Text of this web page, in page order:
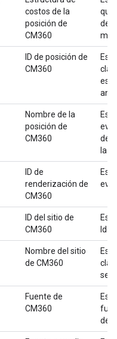
costos de la
posición de
CM360
que
de
ID de posición de
CM360
Es
es
Nombre de la
posición de
CM360
Es
de
la
ID de
renderización de
CM360
Es
ID del sitio de
CM360
Es
Nombre del sitio
de CM360
Es
se
Fuente de
CM360
Es
del